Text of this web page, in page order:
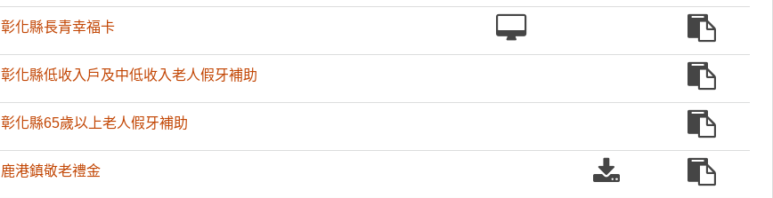
表
載
申
請
辦
法
彰化縣長青幸福卡
線
辦
申
請
辦
法
彰化縣低收入戶及中低收入老人假牙補助
申
請
辦
彰化縣65歲以上老人假牙補助
申
請
鹿港鎮敬老禮金